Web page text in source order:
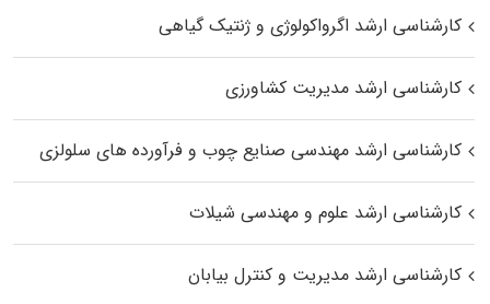
کارشناسی ارشد اگرواکولوژی و ژنتیک گیاهی
کارشناسی ارشد مدیریت کشاورزی
کارشناسی ارشد مهندسی صنایع چوب و فرآورده‌ های سلولزی
کارشناسی ارشد علوم و مهندسی شیلات
کارشناسی ارشد مدیریت و کنترل بیابان